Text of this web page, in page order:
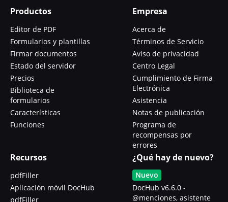
Productos
Editor de PDF
Formularios y plantillas
Firmar documentos
Estado del servidor
Precios
Biblioteca de
formularios
Características
Funciones
Empresa
Acerca de
Términos de Servicio
Aviso de privacidad
Centro Legal
Cumplimiento de Firma
Electrónica
Asistencia
Notas de publicación
Programa de
recompensas por
errores
Recursos
pdfFiller
Aplicación móvil DocHub
pdfFiller
¿Qué hay de nuevo?
Nuevo
DocHub v6.6.0 -
@menciones, asistente